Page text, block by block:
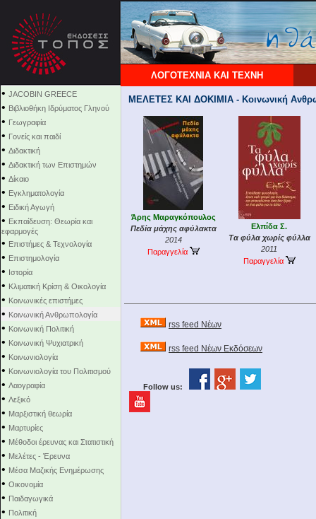
ΛΟΓΟΤΕΧΝΙΑ ΚΑΙ ΤΕΧΝΗ
• JACOBIN GREECE
• Βιβλιοθήκη Ιδρύματος Γληνού
• Γεωγραφία
• Γονείς και παιδί
• Διδακτική
• Διδακτική των Επιστημών
• Δίκαιο
• Εγκληματολογία
• Ειδική Αγωγή
• Εκπαίδευση: Θεωρία και
εφαρμογές
• Επιστήμες & Τεχνολογία
• Επιστημολογία
• Ιστορία
• Κλιματική Κρίση & Οικολογία
• Κοινωνικές επιστήμες
• Κοινωνική Ανθρωπολογία
• Κοινωνική Πολιτική
• Κοινωνική Ψυχιατρική
• Κοινωνιολογία
• Κοινωνιολογία του Πολιτισμού
• Λαογραφία
• Λεξικό
• Μαρξιστική θεωρία
• Μαρτυρίες
• Μέθοδοι έρευνας και Στατιστική
• Μελέτες - Έρευνα
• Μέσα Μαζικής Ενημέρωσης
• Οικονομία
• Παιδαγωγικά
• Πολιτική
ΜΕΛΕΤΕΣ ΚΑΙ ΔΟΚΙΜΙΑ - Κοινωνική
Άρης Μαραγκόπουλος
Πεδία μάχης αφύλακτα
2014
Παραγγελία
Ελπίδα Σ.
Τα φύλα χωρίς φύλλα
2011
Παραγγελία
rss feed Νέων
rss feed Νέων Εκδόσεων
Follow us: